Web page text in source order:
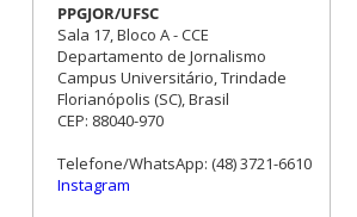
PPGJOR/UFSC
Sala 17, Bloco A - CCE
Departamento de Jornalismo
Campus Universitário, Trindade
Florianópolis (SC), Brasil
CEP: 88040-970
Telefone/WhatsApp: (48) 3721-6610
Instagram